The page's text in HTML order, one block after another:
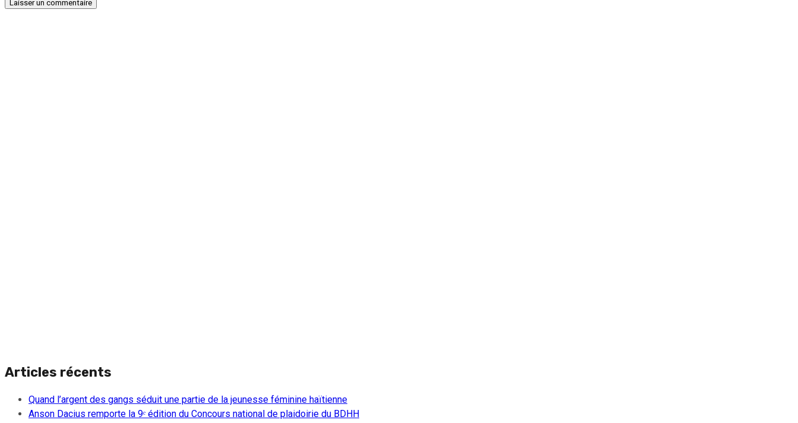
Articles récents
Quand l’argent des gangs séduit une partie de la jeunesse féminine haïtienne
Anson Dacius remporte la 9ᵉ édition du Concours national de plaidoirie du BDHH